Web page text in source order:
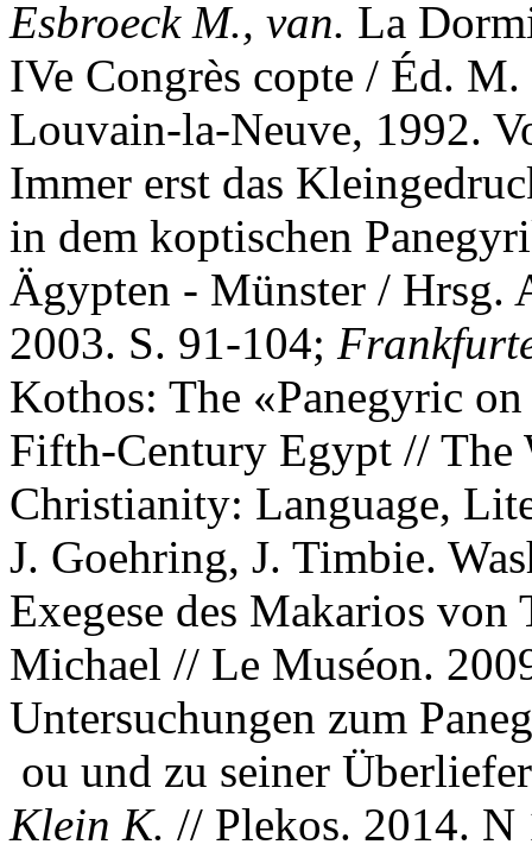
Esbroeck M., van. La
IVe Congrès copte / Éd. M.
Louvain-la-Neuve, 1992.
Immer erst das
in dem koptischen
Ägypten - Münster / Hrsg.
2003. S. 91-104;
Kothos: The «Panegyric
Fifth-Century Egypt //
Christianity: Language,
J. Goehring, J. Timbie.
Exegese des Makarios von
Michael // Le Muséon.
Untersuchungen zum
ou und zu seiner
Klein K. // Plekos. 2014. N